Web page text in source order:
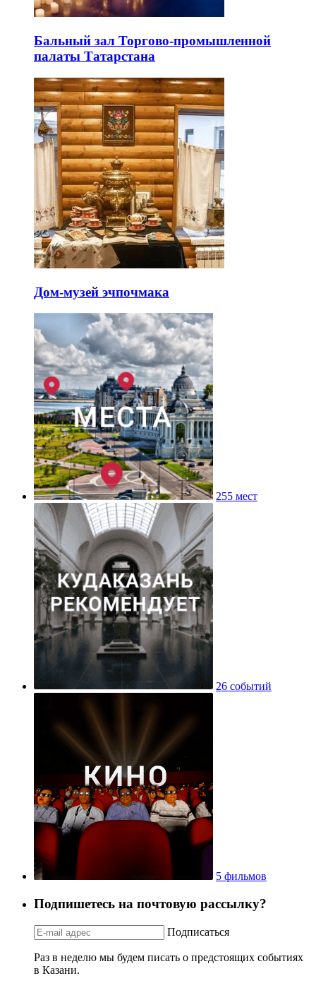
Бальный зал Торгово-промышленной
палаты Татарстана
Дом-музей эчпочмака
255 мест
26 событий
5 фильмов
Подпишетесь на почтовую рассылку?
Подписаться
Раз в неделю мы будем писать о предстоящих событиях
в Казани.